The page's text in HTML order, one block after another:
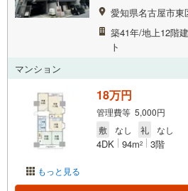
愛知県名古屋市東
築41年/地上12階
ト
マンション
もっと見る
18万円
管理費等 5,000円
敷
なし 礼 なし
4DK 94m2 3階